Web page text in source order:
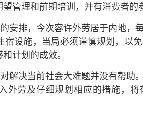
管理和前期培训，并有消费者的
安排，今次容许外劳居于内地，
宿设施，当局必须谨慎规划，以
计划的成效。
解决当前社会大难题并没有帮助
外劳及仔细规划相应的措施，